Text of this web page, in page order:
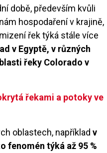
době, především kvůli
hospodaření v krajině,
řek týká stále více
v Egyptě, v různých
řeky Colorado v
řekami a potoky ve
oblastech, například v
fenomén týká až 95 %